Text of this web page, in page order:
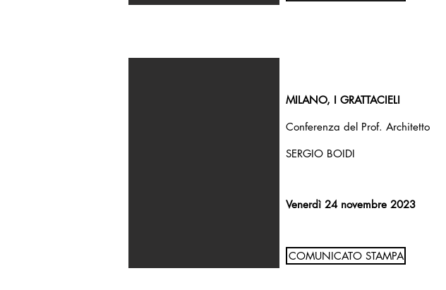
MILANO, I GRATTACIELI
Conferenza del Prof. Architetto
SERGIO BOIDI
Venerdì 24 novembre 2023
COMUNICATO STAMPA